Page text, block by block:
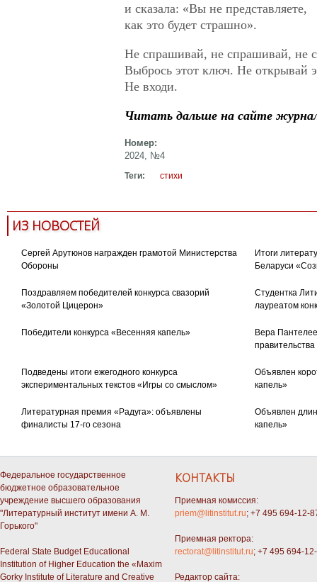
и сказала: «Вы не представляете,
как это будет страшно».
Не спрашивай, не спрашивай, не
Выбрось этот ключ. Не открывай
Не входи.
Читать дальше на сайте
Номер:
2024, №4
Теги: стихи
ИЗ НОВОСТЕЙ
Сергей Арутюнов награжден грамотой Министерства
Обороны
Итоги
Беларуси
Поздравляем победителей конкурса свазорий
«Золотой Цицерон»
Студентка
лауреатом
Победители конкурса «Весенняя капель»
Вера
Подведены итоги ежегодного конкурса
экспериментальных текстов «Игры со смыслом»
Объявлен
капель»
Литературная премия «Радуга»: объявлены
финалисты 17-го сезона
Объявлен
капель»
Федеральное государственное
бюджетное образовательное
учреждение высшего образования
"Литературный институт имени А. М.
Горького"
Federal State Budget Educational
Institution of Higher Education the «Maxim
Gorky Institute of Literature and Creative
КОНТАКТЫ
Приемная комиссия:
priem@litinstitut.ru; +7 495 694-12-
Приемная ректора:
rectorat@litinstitut.ru; +7 495 694-
Редактор сайта: